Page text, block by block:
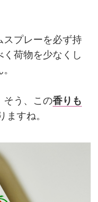
スプレーを必ず持
荷物を少なくし
そう、この香りも
ますね。